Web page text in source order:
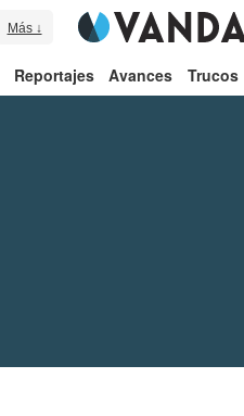
Más ↓
Reportajes Avances Trucos